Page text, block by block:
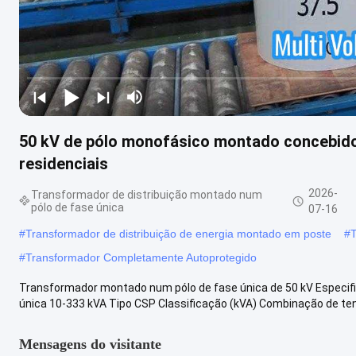
50 kV de pólo monofásico montado
residenciais
Transformador de distribuição montado num
pólo de fase única
2026-
07-16
#Transformador de distribuição de energia montado em poste #
#Transformador Completamente Autoprotegido
Transformador montado num pólo de fase única de 50 kV
única 10-333 kVA Tipo CSP Classificação (kVA) Combinação de
Mensagens do visitante